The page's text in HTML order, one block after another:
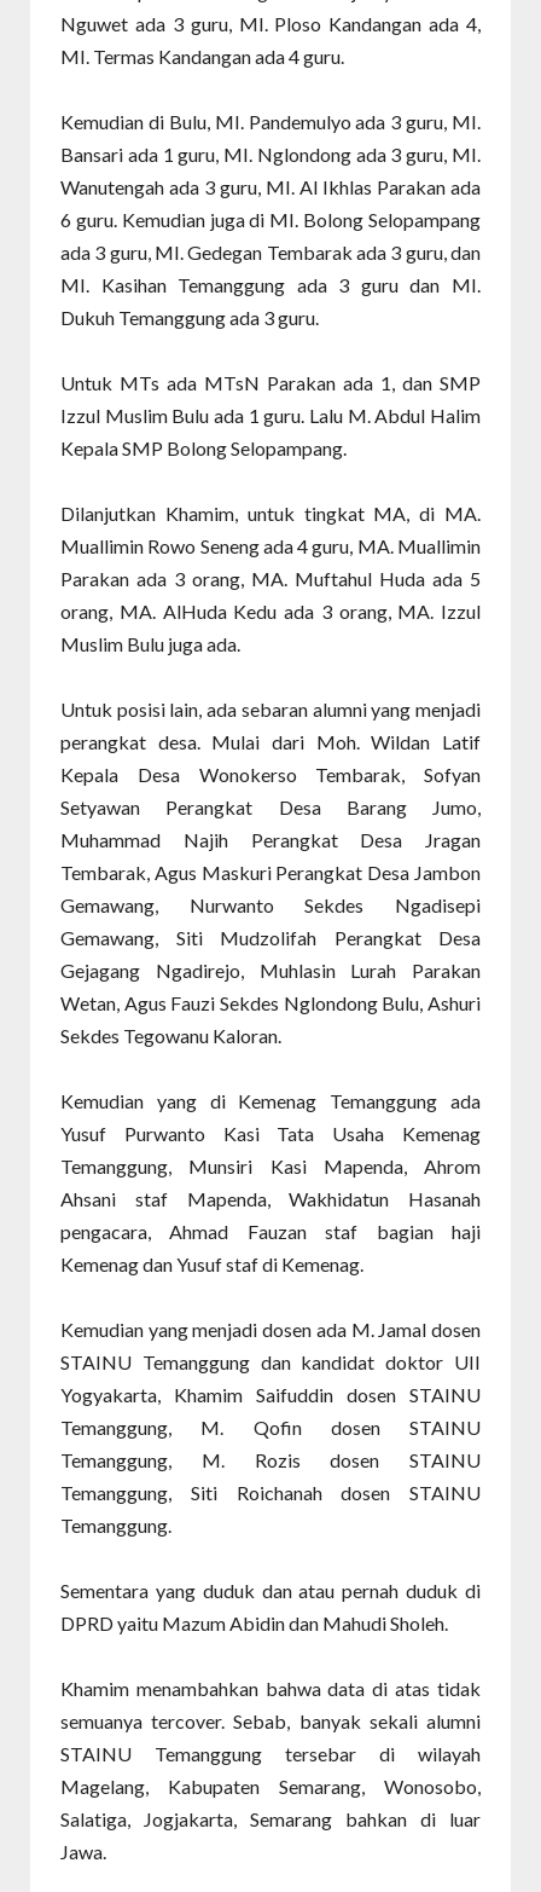
Nguwet ada 3 guru, MI. Ploso Kandangan ada 4,
MI. Termas Kandangan ada 4 guru.
Kemudian di Bulu, MI. Pandemulyo ada 3 guru, MI.
Bansari ada 1 guru, MI. Nglondong ada 3 guru, MI.
Wanutengah ada 3 guru, MI. Al Ikhlas Parakan ada
6 guru. Kemudian juga di MI. Bolong Selopampang
ada 3 guru, MI. Gedegan Tembarak ada 3 guru, dan
MI. Kasihan Temanggung ada 3 guru dan MI.
Dukuh Temanggung ada 3 guru.
Untuk MTs ada MTsN Parakan ada 1, dan SMP
Izzul Muslim Bulu ada 1 guru. Lalu M. Abdul Halim
Kepala SMP Bolong Selopampang.
Dilanjutkan Khamim, untuk tingkat MA, di MA.
Muallimin Rowo Seneng ada 4 guru, MA. Muallimin
Parakan ada 3 orang, MA. Muftahul Huda ada 5
orang, MA. AlHuda Kedu ada 3 orang, MA. Izzul
Muslim Bulu juga ada.
Untuk posisi lain, ada sebaran alumni yang menjadi
perangkat desa. Mulai dari Moh. Wildan Latif
Kepala Desa Wonokerso Tembarak, Sofyan
Setyawan Perangkat Desa Barang Jumo,
Muhammad Najih Perangkat Desa Jragan
Tembarak, Agus Maskuri Perangkat Desa Jambon
Gemawang, Nurwanto Sekdes Ngadisepi
Gemawang, Siti Mudzolifah Perangkat Desa
Gejagang Ngadirejo, Muhlasin Lurah Parakan
Wetan, Agus Fauzi Sekdes Nglondong Bulu, Ashuri
Sekdes Tegowanu Kaloran.
Kemudian yang di Kemenag Temanggung ada
Yusuf Purwanto Kasi Tata Usaha Kemenag
Temanggung, Munsiri Kasi Mapenda, Ahrom
Ahsani staf Mapenda, Wakhidatun Hasanah
pengacara, Ahmad Fauzan staf bagian haji
Kemenag dan Yusuf staf di Kemenag.
Kemudian yang menjadi dosen ada M. Jamal dosen
STAINU Temanggung dan kandidat doktor UII
Yogyakarta, Khamim Saifuddin dosen STAINU
Temanggung, M. Qofin dosen STAINU
Temanggung, M. Rozis dosen STAINU
Temanggung, Siti Roichanah dosen STAINU
Temanggung.
Sementara yang duduk dan atau pernah duduk di
DPRD yaitu Mazum Abidin dan Mahudi Sholeh.
Khamim menambahkan bahwa data di atas tidak
semuanya tercover. Sebab, banyak sekali alumni
STAINU Temanggung tersebar di wilayah
Magelang, Kabupaten Semarang, Wonosobo,
Salatiga, Jogjakarta, Semarang bahkan di luar
Jawa.